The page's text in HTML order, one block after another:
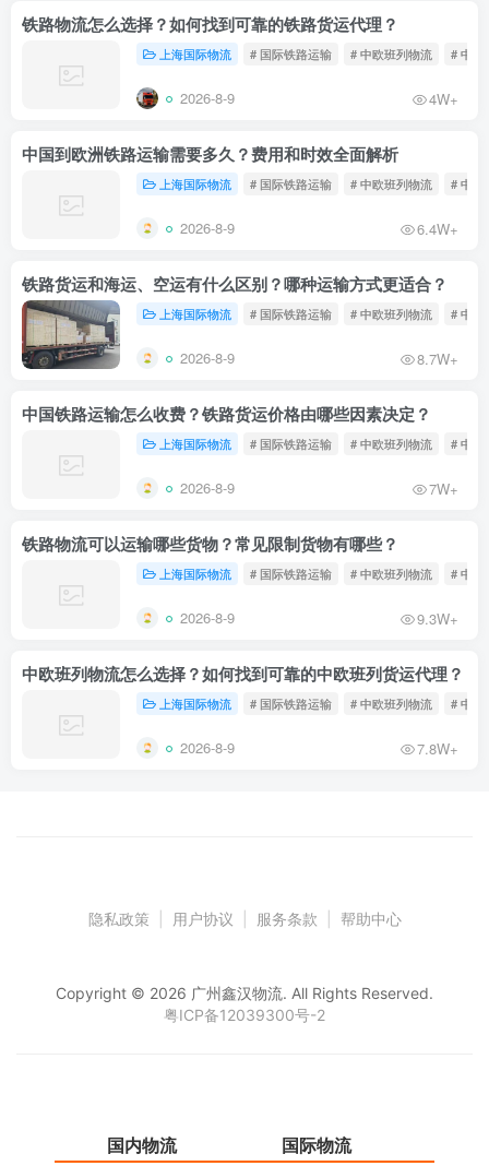
铁路物流怎么选择？如何找到可靠的铁路货运代理？
上海国际物流 # 国际铁路运输 # 中欧班列物流 # 中欧
2026-8-9 4W+
中国到欧洲铁路运输需要多久？费用和时效全面解析
上海国际物流 # 国际铁路运输 # 中欧班列物流 # 中欧
2026-8-9 6.4W+
铁路货运和海运、空运有什么区别？哪种运输方式更适合？
上海国际物流 # 国际铁路运输 # 中欧班列物流 # 中欧
2026-8-9 8.7W+
中国铁路运输怎么收费？铁路货运价格由哪些因素决定？
上海国际物流 # 国际铁路运输 # 中欧班列物流 # 中欧
2026-8-9 7W+
铁路物流可以运输哪些货物？常见限制货物有哪些？
上海国际物流 # 国际铁路运输 # 中欧班列物流 # 中欧
2026-8-9 9.3W+
中欧班列物流怎么选择？如何找到可靠的中欧班列货运代理？
上海国际物流 # 国际铁路运输 # 中欧班列物流 # 中欧
2026-8-9 7.8W+
隐私政策 用户协议 服务条款 帮助中心
Copyright © 2026 广州鑫汉物流. All Rights Reserved.
粤ICP备12039300号-2
国内物流 国际物流